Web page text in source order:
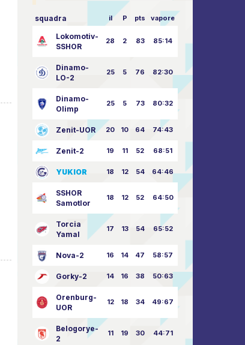
squadra il P pts vapore
Lokomotiv-
SSHOR
28 2 83 85:14
Dinamo-
LO-2
25 5 76 82:30
Dinamo-
Olimp
25 5 73 80:32
Zenit-UOR 20 10 64 74:43
Zenit-2 19 11 52 68:51
YUKIOR 18 12 54 64:46
SSHOR
Samotlor
18 12 52 64:50
Torcia
Yamal
17 13 54 65:52
Nova-2 16 14 47 58:57
Gorky-2 14 16 38 50:63
Orenburg-
UOR
12 18 34 49:67
Belogorye-
2
11 19 30 44:71